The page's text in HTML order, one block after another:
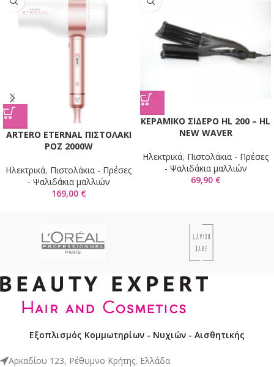
ARTERO ETERNAL ΠΙΣΤΟΛΑΚΙ
ΡΟΖ 2000W
Ηλεκτρικά, Πιστολάκια - Πρέσες
- Ψαλιδάκια μαλλιών
169,00 €
KΕΡΑΜΙΚΟ ΣΙΔΕΡΟ HL 200 – HL
NEW WAVER
Ηλεκτρικά, Πιστολάκια - Πρέσες
- Ψαλιδάκια μαλλιών
69,90 €
Εξοπλισμός Κομμωτηρίων - Νυχιών - Αισθητικής
Αρκαδίου 123, Ρέθυμνο Κρήτης, Ελλάδα